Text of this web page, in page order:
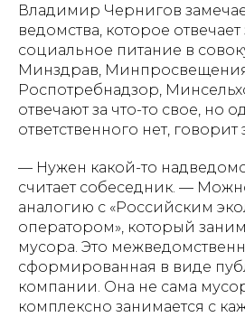
Владимир Чернигов
ведомства, которое
социальное питание в
Минздрав,
Роспотребнадзор,
отвечают за что-то свое, но
ответственного нет, говорит
— Нужен какой-то
считает собеседник. —
аналогию с «Российским
оператором», который
мусора. Это
сформированная в виде
компании. Она не сама
комплексно занимается с